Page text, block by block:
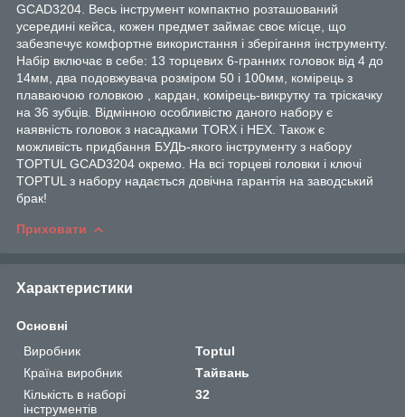
GCAD3204. Весь інструмент компактно розташований
усередині кейса, кожен предмет займає своє місце, що
забезпечує комфортне використання і зберігання інструменту.
Набір включає в себе: 13 торцевих 6-гранних головок від 4 до
14мм, два подовжувача розміром 50 і 100мм, комірець з
плаваючою головкою , кардан, комірець-викрутку та тріскачку
на 36 зубців. Відмінною особливістю даного набору є
наявність головок з насадками TORX і HEX. Також є
можливість придбання БУДЬ-якого інструменту з набору
TOPTUL GCAD3204 окремо. На всі торцеві головки і ключі
TOPTUL з набору надається довічна гарантія на заводський
брак!
Приховати
Характеристики
Основні
Виробник
Toptul
Країна виробник
Тайвань
Кількість в наборі
інструментів
32